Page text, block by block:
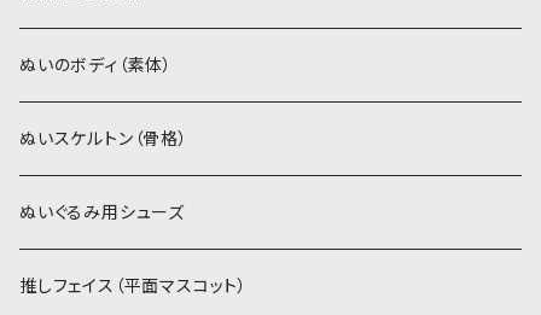
ぬいトリコット
スキンカラー生地
カーリーベルボア
パウダーボア（4mm）
スキンカラー系
白系
ぬいトリコット
スキンカラー系
白系
アイロン接着シート
ステッチカラー
ミニワッペン
リボン
ぬいのボディ（素体）
ぬいスケルトン（骨格）
ぬいぐるみ用シューズ
推しフェイス（平面マスコット）